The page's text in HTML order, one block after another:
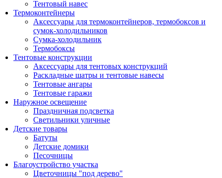
Тентовый навес
Термоконтейнеры
Аксессуары для термоконтейнеров, термобоксов и
сумок-холодильников
Сумка-холодильник
Термобоксы
Тентовые конструкции
Аксессуары для тентовых конструкций
Раскладные шатры и тентовые навесы
Тентовые ангары
Тентовые гаражи
Наружное освещение
Праздничная подсветка
Светильники уличные
Детские товары
Батуты
Детские домики
Песочницы
Благоустройство участка
Цветочницы "под дерево"